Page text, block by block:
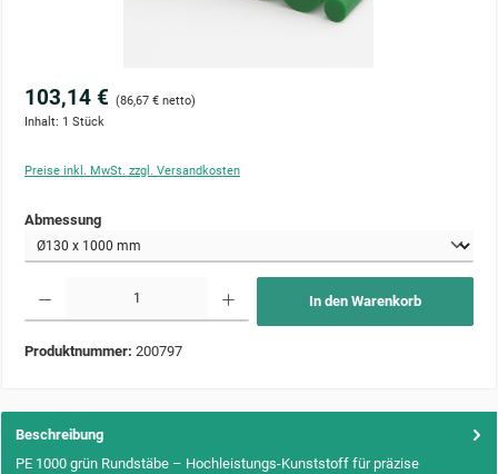
103,14 € (86,67 € netto)
Inhalt: 1 Stück
Preise inkl. MwSt. zzgl. Versandkosten
Abmessungauswählen
In den Warenkorb
Produktnummer: 200797
Beschreibung
PE 1000 grün Rundstäbe – Hochleistungs-Kunststoff für präzise